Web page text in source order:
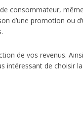
consommateur,
d’une promotion ou
de vos revenus.
intéressant de choisir la